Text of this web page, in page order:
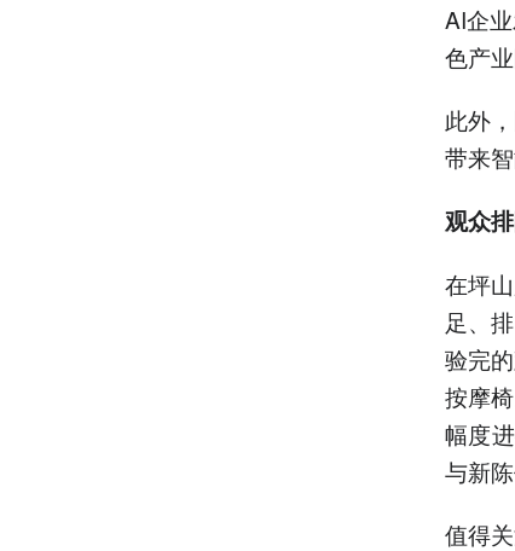
AI企
色产
此外
带来
观众
在坪
足、
验完
按摩
幅度
与新
值得